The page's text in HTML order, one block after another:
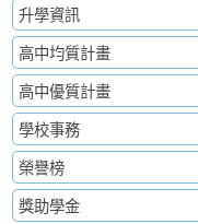
升學資訊
高中均質計畫
高中優質計畫
學校事務
榮譽榜
獎助學金